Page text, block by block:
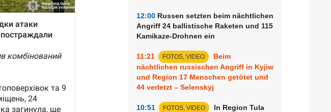
12:00 Russen setzten beim nächtlichen
Angriff 24 ballistische Raketen und 115
Kamikaze-Drohnen ein
11:21 FOTOS, VIDEO
Beim
nächtlichen russischen Angriff in Kyjiw
und Region 17 Menschen getötet und
44 verletzt – Selenskyj
10:51 FOTOS, VIDEO
In Region Tula